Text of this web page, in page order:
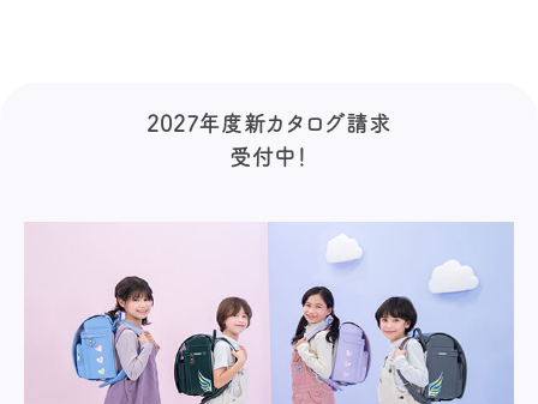
2027年度新カタログ請求
受付中！